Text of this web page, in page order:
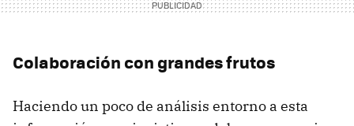
Colaboración con grandes frutos
Haciendo un poco de análisis entorno a esta